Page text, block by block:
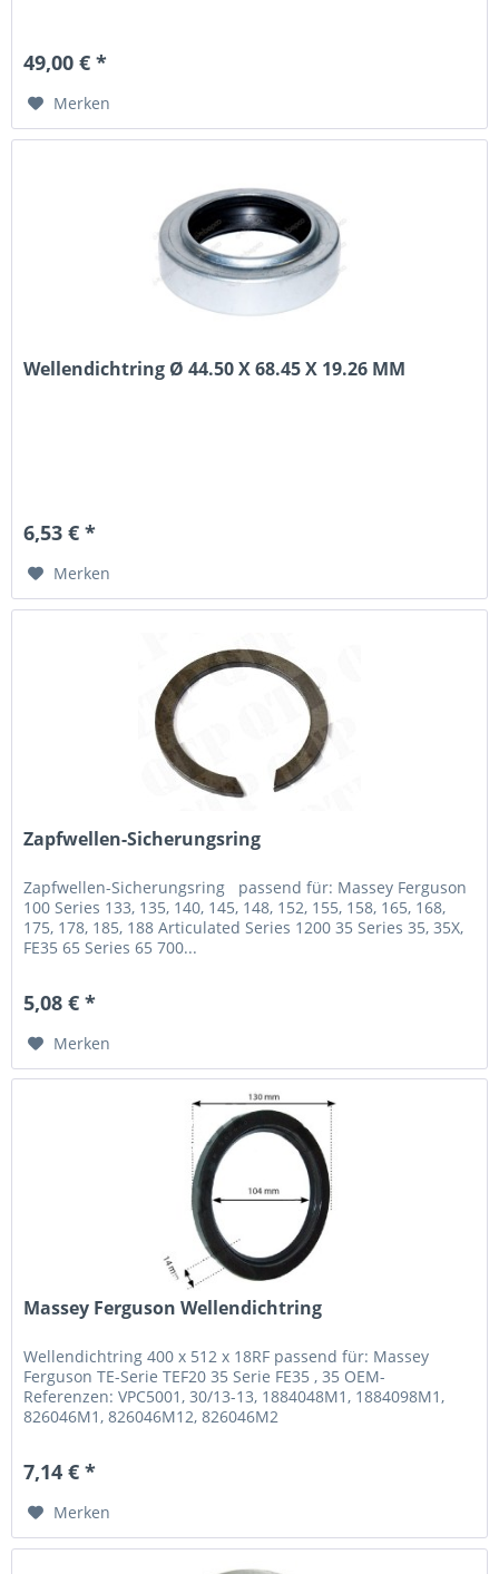
49,00 € *
Merken
Wellendichtring Ø 44.50 X 68.45 X 19.26 MM
6,53 € *
Merken
Zapfwellen-Sicherungsring
Zapfwellen-Sicherungsring passend für: Massey Ferguson
100 Series 133, 135, 140, 145, 148, 152, 155, 158, 165, 168,
175, 178, 185, 188 Articulated Series 1200 35 Series 35, 35X,
FE35 65 Series 65 700...
5,08 € *
Merken
Massey Ferguson Wellendichtring
Wellendichtring 400 x 512 x 18RF passend für: Massey
Ferguson TE-Serie TEF20 35 Serie FE35 , 35 OEM-
Referenzen: VPC5001, 30/13-13, 1884048M1, 1884098M1,
826046M1, 826046M12, 826046M2
7,14 € *
Merken